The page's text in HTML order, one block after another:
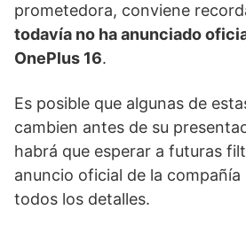
prometedora, conviene
todavía no ha anunciado
OnePlus 16.
Es posible que algunas de
cambien antes de su
habrá que esperar a futuras
anuncio oficial de la
todos los detalles.